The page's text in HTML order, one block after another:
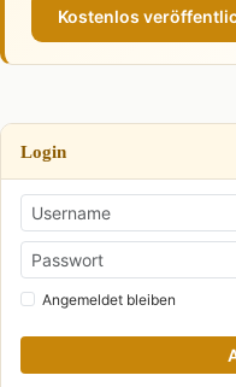
Kostenlos
Login
Angemeldet bleiben